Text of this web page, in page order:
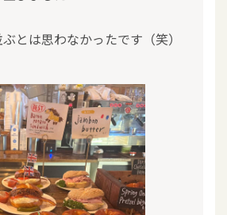
とは思わなかったです（笑）